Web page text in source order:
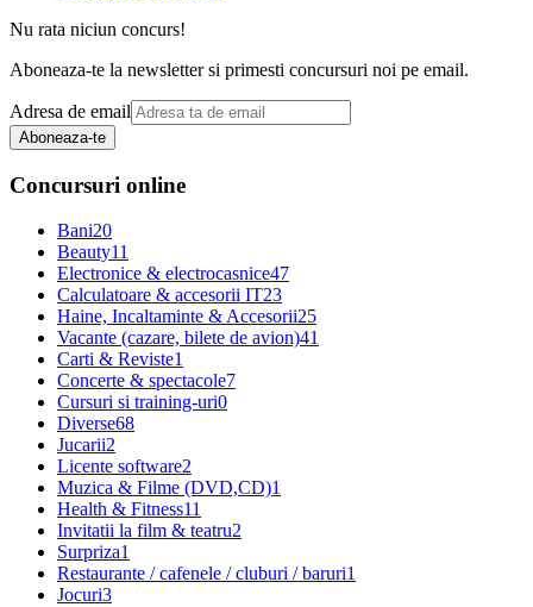
Nu rata niciun concurs!
Aboneaza-te la newsletter si primesti concursuri noi pe email.
Adresa de email
Aboneaza-te
Concursuri online
Bani20
Beauty11
Electronice & electrocasnice47
Calculatoare & accesorii IT23
Haine, Incaltaminte & Accesorii25
Vacante (cazare, bilete de avion)41
Carti & Reviste1
Concerte & spectacole7
Cursuri si training-uri0
Diverse68
Jucarii2
Licente software2
Muzica & Filme (DVD,CD)1
Health & Fitness11
Invitatii la film & teatru2
Surpriza1
Restaurante / cafenele / cluburi / baruri1
Jocuri3